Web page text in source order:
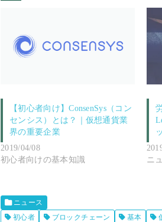
【初心者向け】ConsenSys（コン
センシス）とは？｜仮想通貨業
界の重要企業
2019/04/08
初心者向けの基本知識
ニ
ニュース
初心者
ブロックチェーン 基本